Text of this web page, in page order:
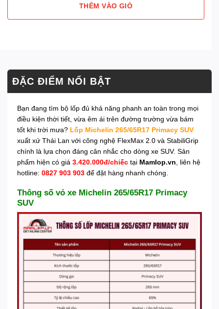
THÊM VÀO GIỎ
ĐẶC ĐIỂM NỔI BẬT
Bạn đang tìm bộ lốp đủ khả năng phanh an toàn trong mọi
điều kiện thời tiết, vừa êm ái trên đường trường vừa bám
tốt khi trời mưa? Lốp Michelin 265/65R17 Primacy SUV
xuất xứ Thái Lan với công nghệ FlexMax 2.0 và StabiliGrip
chính là lựa chọn đáng cân nhắc cho dòng xe SUV. Sản
phẩm hiện có giá 3.420.000đ/chiếc tại Mamlop.vn, liên hệ
hotline: 0827 903 903 để đặt hàng nhanh chóng.
Thông số vỏ xe Michelin 265/65R17 Primacy
SUV